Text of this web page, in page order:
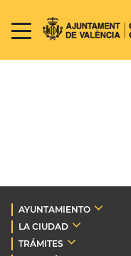
AYUNTAMIENTO
LA CIUDAD
TRÁMITES